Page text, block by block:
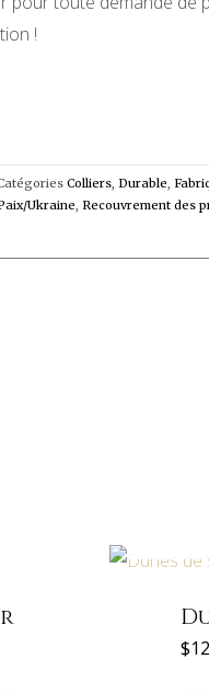
!
Colliers Durable
Ukraine Recouvrement des
$